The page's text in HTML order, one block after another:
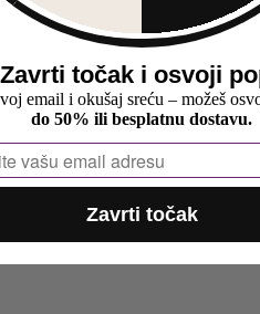
Zavrti točak i osvoji
email i okušaj sreću – možeš
do 50% ili besplatnu dostavu.
Zavrti točak